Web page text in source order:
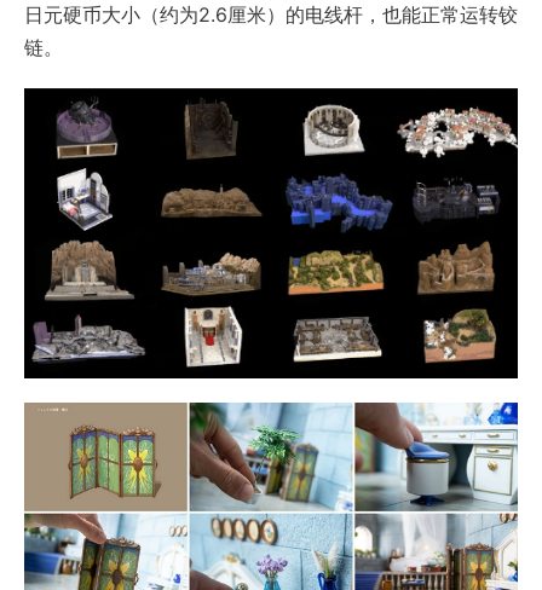
日元硬币大小（约为2.6厘米）的电线杆，也能正常运转铰
链。